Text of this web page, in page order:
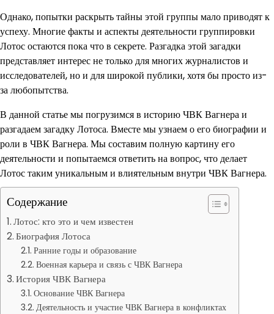
Однако, попытки раскрыть тайны этой группы мало приводят к
успеху. Многие факты и аспекты деятельности группировки
Лотос остаются пока что в секрете. Разгадка этой загадки
представляет интерес не только для многих журналистов и
исследователей, но и для широкой публики, хотя бы просто из-
за любопытства.
В данной статье мы погрузимся в историю ЧВК Вагнера и
разгадаем загадку Лотоса. Вместе мы узнаем о его биографии и
роли в ЧВК Вагнера. Мы составим полную картину его
деятельности и попытаемся ответить на вопрос, что делает
Лотос таким уникальным и влиятельным внутри ЧВК Вагнера.
Содержание
Лотос: кто это и чем известен
Биография Лотоса
Ранние годы и образование
Военная карьера и связь с ЧВК Вагнера
История ЧВК Вагнера
Основание ЧВК Вагнера
Деятельность и участие ЧВК Вагнера в конфликтах